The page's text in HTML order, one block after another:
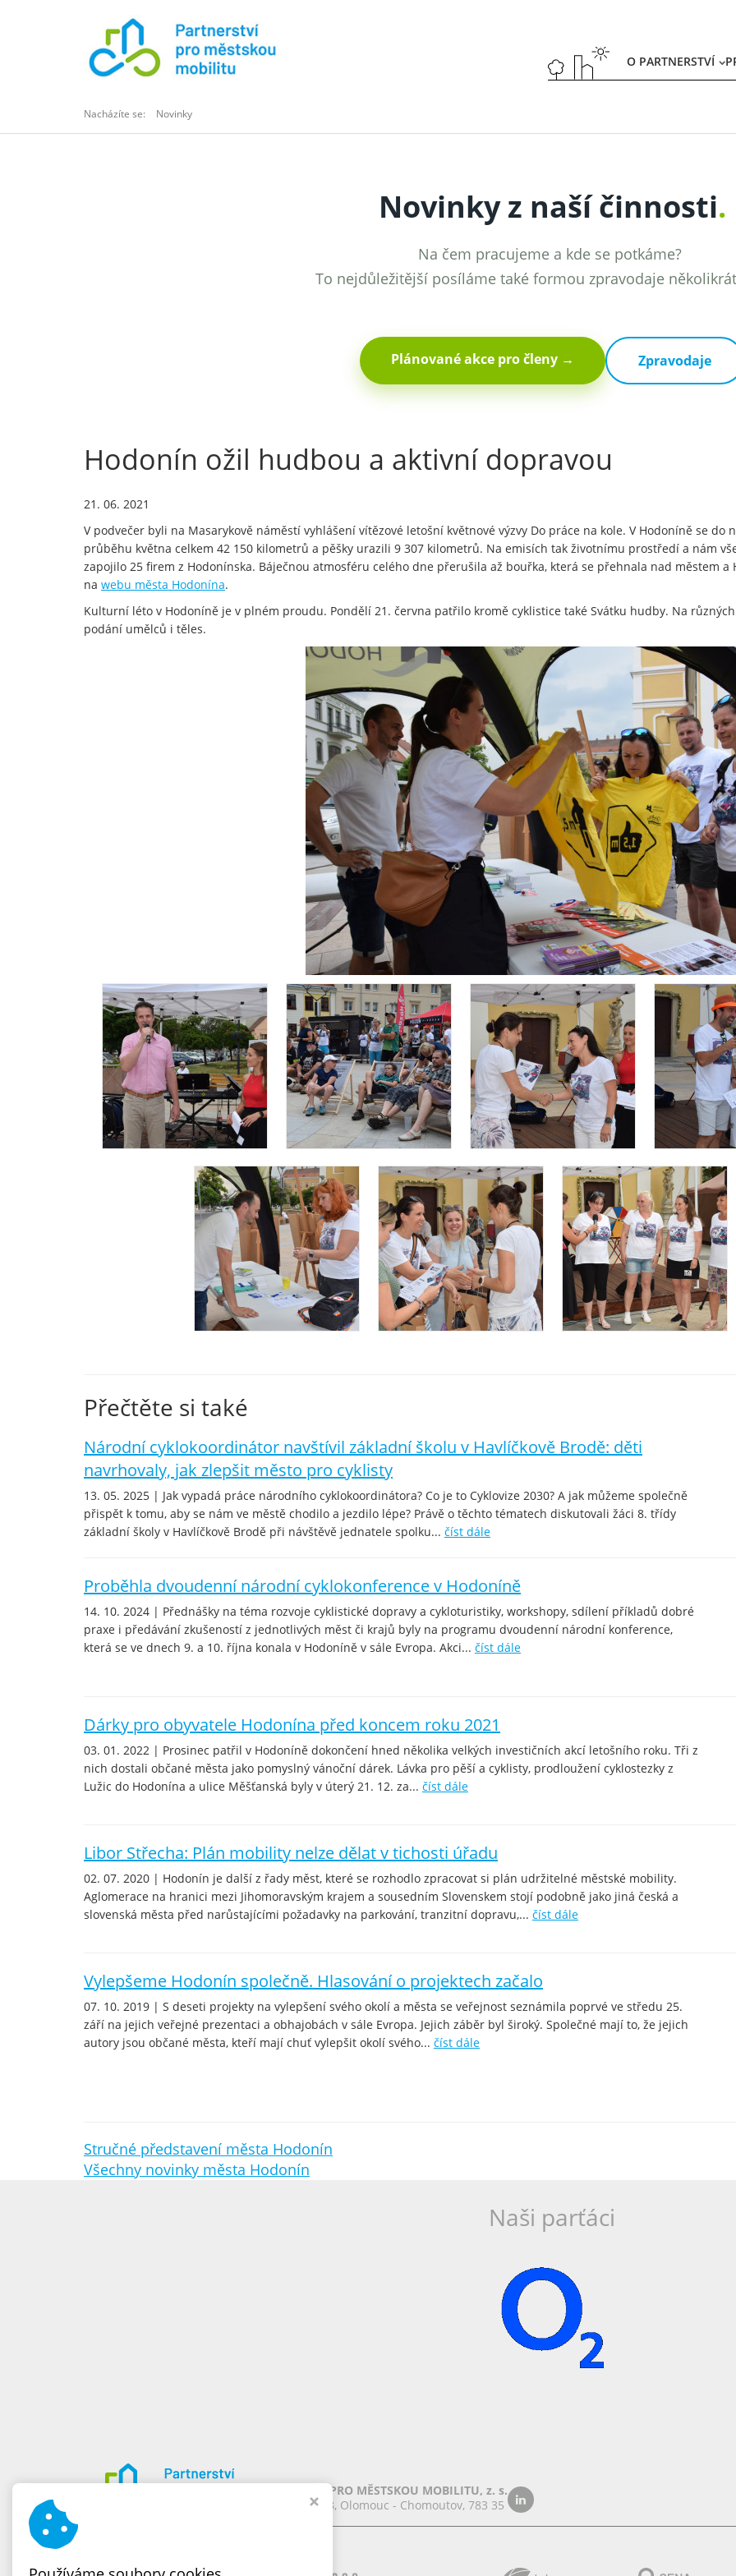
O PARTNERSTVÍ
Nacházíte se: Novinky
Novinky z naší činnosti.
Na čem pracujeme a kde se potkáme?
To nejdůležitější posíláme také formou zpravodaje
Plánované akce pro členy → Zpravodaje
Hodonín ožil hudbou a aktivní dopravou
21. 06. 2021
V podvečer byli na Masarykově náměstí vyhlášení vítězové letošní květnové výzvy Do práce na kole. V Hodoníně se
průběhu května celkem 42 150 kilometrů a pěšky urazili 9 307 kilometrů. Na emisích tak životnímu prostředí a nám
zapojilo 25 firem z Hodonínska. Báječnou atmosféru celého dne přerušila až bouřka, která se přehnala nad městem
na webu města Hodonína.
Kulturní léto v Hodoníně je v plném proudu. Pondělí 21. června patřilo kromě cyklistice také Svátku hudby. Na
podání umělců i těles.
Přečtěte si také
Národní cyklokoordinátor navštívil základní školu v Havlíčkově Brodě: děti
navrhovaly, jak zlepšit město pro cyklisty
13. 05. 2025 | Jak vypadá práce národního cyklokoordinátora? Co je to Cyklovize 2030? A jak můžeme společně
přispět k tomu, aby se nám ve městě chodilo a jezdilo lépe? Právě o těchto tématech diskutovali žáci 8. třídy
základní školy v Havlíčkově Brodě při návštěvě jednatele spolku... číst dále
Proběhla dvoudenní národní cyklokonference v Hodoníně
14. 10. 2024 | Přednášky na téma rozvoje cyklistické dopravy a cykloturistiky, workshopy, sdílení příkladů dobré
praxe i předávání zkušeností z jednotlivých měst či krajů byly na programu dvoudenní národní konference,
která se ve dnech 9. a 10. října konala v Hodoníně v sále Evropa. Akci... číst dále
Dárky pro obyvatele Hodonína před koncem roku 2021
03. 01. 2022 | Prosinec patřil v Hodoníně dokončení hned několika velkých investičních akcí letošního roku. Tři z
nich dostali občané města jako pomyslný vánoční dárek. Lávka pro pěší a cyklisty, prodloužení cyklostezky z
Lužic do Hodonína a ulice Měšťanská byly v úterý 21. 12. za... číst dále
Libor Střecha: Plán mobility nelze dělat v tichosti úřadu
02. 07. 2020 | Hodonín je další z řady měst, které se rozhodlo zpracovat si plán udržitelné městské mobility.
Aglomerace na hranici mezi Jihomoravským krajem a sousedním Slovenskem stojí podobně jako jiná česká a
slovenská města před narůstajícími požadavky na parkování, tranzitní dopravu,... číst dále
Vylepšeme Hodonín společně. Hlasování o projektech začalo
07. 10. 2019 | S deseti projekty na vylepšení svého okolí a města se veřejnost seznámila poprvé ve středu 25.
září na jejich veřejné prezentaci a obhajobách v sále Evropa. Jejich záběr byl široký. Společné mají to, že jejich
autory jsou občané města, kteří mají chuť vylepšit okolí svého... číst dále
Stručné představení města Hodonín
Všechny novinky města Hodonín
Naši parťáci
PARTNERSTVÍ PRO MĚSTSKOU MOBILITU, z. s.
Chomoutov 388, Olomouc - Chomoutov, 783 35